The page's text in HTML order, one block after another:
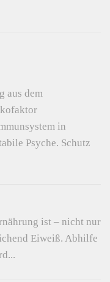
aus dem
in
Psyche. Schutz
ist – nicht nur
Eiweiß. Abhilfe